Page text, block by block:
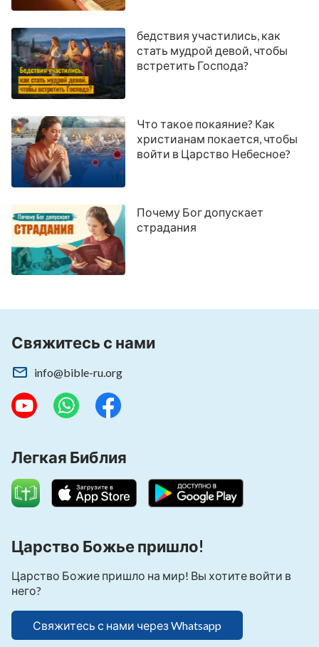
бедствия участились, как
стать мудрой девой, чтобы
встретить Господа?
Что такое покаяние? Как
христианам покается, чтобы
войти в Царство Небесное?
Почему Бог допускает
страдания
Свяжитесь с нами
info@bible-ru.org
Легкая Библия
Царство Божье пришло!
Царство Божие пришло на мир! Вы хотите войти в
него?
Свяжитесь с нами через Whatsapp